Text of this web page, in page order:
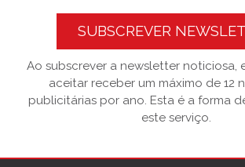
SUBSCREVER
Ao subscrever a newsletter noticiosa,
aceitar receber um máximo de 12
publicitárias por ano. Esta é a forma
este serviço.